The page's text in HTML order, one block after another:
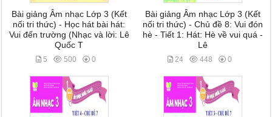
Bài giảng Âm nhạc Lớp 3 (Kết
nối tri thức) - Học hát bài hát:
Vui đến trường (Nhạc và lời: Lê
Quốc T
5 500 0
Bài giảng Âm nhạc Lớp 3 (Kết
nối tri thức) - Chủ đề 8: Vui đón
hè - Tiết 1: Hát: Hè về vui quá -
Lê
24 448 0